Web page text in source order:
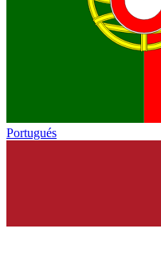
Portugués